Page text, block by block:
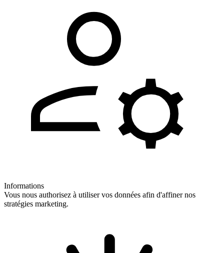
Informations
Vous nous authorisez à utiliser vos données afin d'affiner nos
stratégies marketing.